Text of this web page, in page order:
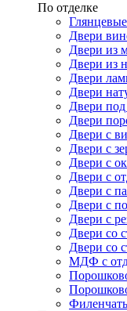
По отделке
Двери
Двери из
Двери из
Двери
Двери
Двери под
Двери
Двери с
Двери с
Двери с
Двери с
Двери с
Двери с
Двери с
Двери со
Двери со
МДФ с